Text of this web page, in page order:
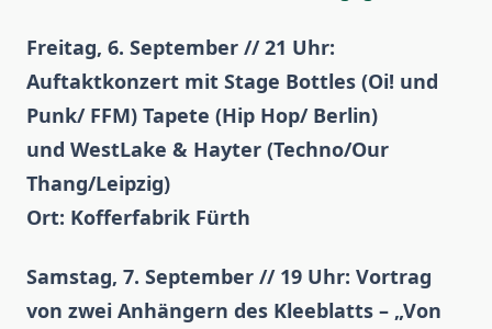
Freitag, 6. September // 21 Uhr:
Auftaktkonzert mit Stage Bottles (Oi! und
Punk/ FFM) Tapete (Hip Hop/ Berlin)
und WestLake & Hayter (Techno/Our
Thang/Leipzig)
Ort: Kofferfabrik Fürth
Samstag, 7. September // 19 Uhr: Vortrag
von zwei Anhängern des Kleeblatts – „Von